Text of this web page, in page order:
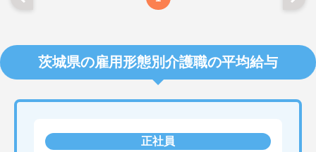
茨城県の雇用形態別介護職の平均給与
正社員